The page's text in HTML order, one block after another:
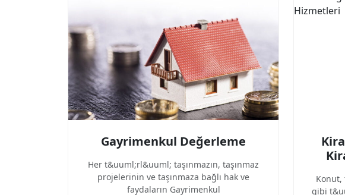
Gayrimenkul Değerleme
Her t&uuml;rl&uuml; taşınmazın, taşınmaz
projelerinin ve taşınmaza bağlı hak ve
faydaların Gayrimenkul
Konut,
gibi